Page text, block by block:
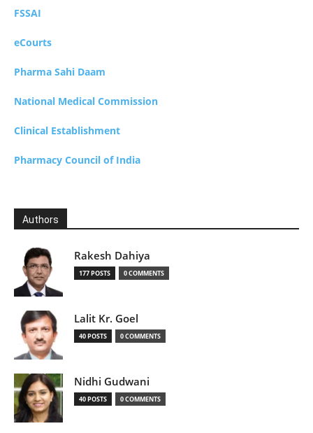
FSSAI
eCourts
Pharma Sahi Daam
National Medical Commission
Clinical Establishment
Pharmacy Council of India
Authors
Rakesh Dahiya
177 POSTS 0 COMMENTS
Lalit Kr. Goel
40 POSTS 0 COMMENTS
Nidhi Gudwani
40 POSTS 0 COMMENTS